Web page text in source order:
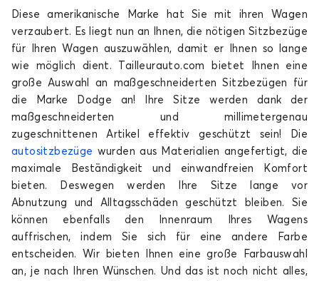
Sitzbezüge für DODGE NITRO
Diese amerikanische Marke hat Sie mit ihren Wagen
verzaubert. Es liegt nun an Ihnen, die nötigen Sitzbezüge
für Ihren Wagen auszuwählen, damit er Ihnen so lange
wie möglich dient. Tailleurauto.com bietet Ihnen eine
große Auswahl an maßgeschneiderten Sitzbezügen für
die Marke Dodge an! Ihre Sitze werden dank der
maßgeschneiderten und millimetergenau
zugeschnittenen Artikel effektiv geschützt sein! Die
autositzbezüge wurden aus Materialien angefertigt, die
maximale Beständigkeit und einwandfreien Komfort
bieten. Deswegen werden Ihre Sitze lange vor
Abnutzung und Alltagsschäden geschützt bleiben. Sie
können ebenfalls den Innenraum Ihres Wagens
auffrischen, indem Sie sich für eine andere Farbe
entscheiden. Wir bieten Ihnen eine große Farbauswahl
an, je nach Ihren Wünschen. Und das ist noch nicht alles,